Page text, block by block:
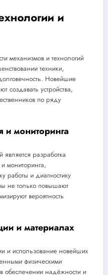
и
механизмов и технологий
техники,
Новейшие
создавать устройства,
по ряду
и мониторинга
разработка
мониторинга,
работы и диагностику
не только повышают
вероятность
и материалах
и использование новейших
физическими
обеспечении надёжности и